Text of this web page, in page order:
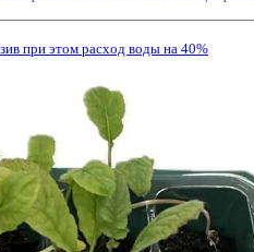
при этом расход воды на 40%